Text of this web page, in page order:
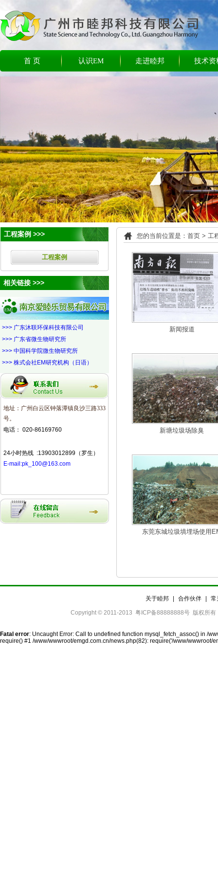
首 页 认识EM 走进睦邦 技术资
工程案例 >>>
工程案例
相关链接 >>>
>>> 广东沐联环保科技有限公司
>>> 广东省微生物研究所
>>> 中国科学院微生物研究所
>>> 株式会社EM研究机构（日语）
地址：广州白云区钟落潭镇良沙三路333
号。
电话： 020-86169760
24小时热线 :13903012899（罗生）
E-mail:pk_100@163.com
您的当前位置是 ：首页 > 工
新闻报道
新塘垃圾场除臭
东莞东城垃圾填埋场使用
关于睦邦 合作伙伴 常
Copyright © 2011-2013 粤ICP备88888888号版权所有
Fatal error: Uncaught Error: Call to undefined function mysql_fetch_assoc() in /
require() #1 /www/wwwroot/emgd.com.cn/news.php(82): require('/www/wwwroot/